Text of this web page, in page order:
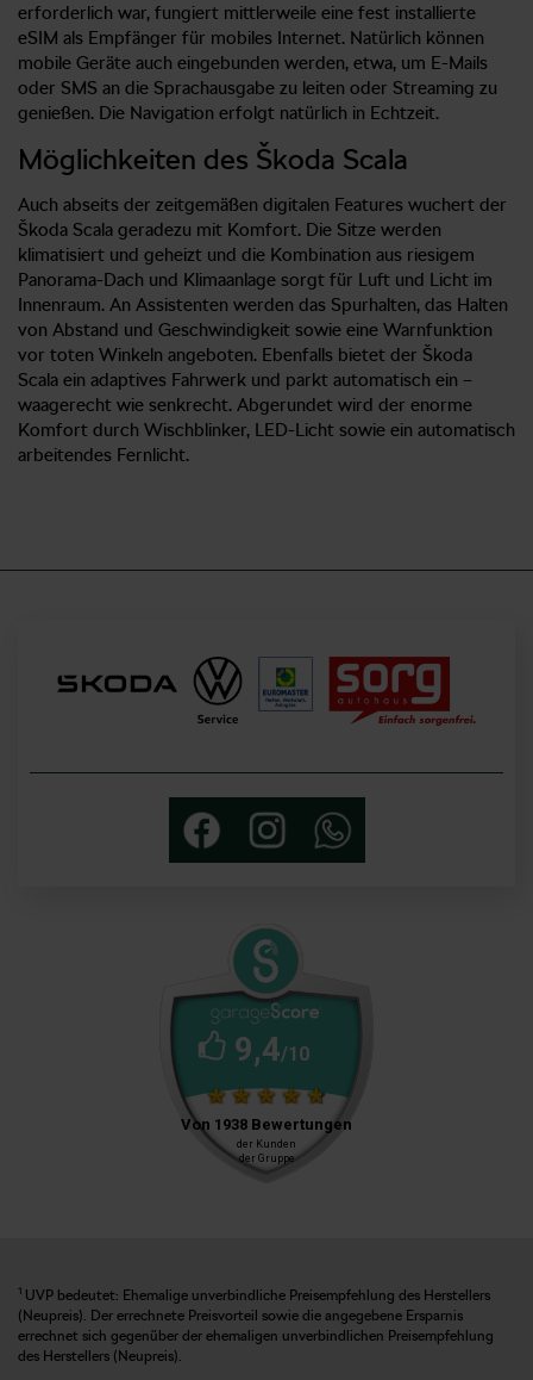
erforderlich war, fungiert mittlerweile eine fest installierte
eSIM als Empfänger für mobiles Internet. Natürlich können
mobile Geräte auch eingebunden werden, etwa, um E-Mails
oder SMS an die Sprachausgabe zu leiten oder Streaming zu
genießen. Die Navigation erfolgt natürlich in Echtzeit.
Möglichkeiten des Škoda Scala
Auch abseits der zeitgemäßen digitalen Features wuchert der
Škoda Scala geradezu mit Komfort. Die Sitze werden
klimatisiert und geheizt und die Kombination aus riesigem
Panorama-Dach und Klimaanlage sorgt für Luft und Licht im
Innenraum. An Assistenten werden das Spurhalten, das Halten
von Abstand und Geschwindigkeit sowie eine Warnfunktion
vor toten Winkeln angeboten. Ebenfalls bietet der Škoda
Scala ein adaptives Fahrwerk und parkt automatisch ein –
waagerecht wie senkrecht. Abgerundet wird der enorme
Komfort durch Wischblinker, LED-Licht sowie ein automatisch
arbeitendes Fernlicht.
1 UVP bedeutet: Ehemalige unverbindliche Preisempfehlung des Herstellers
(Neupreis). Der errechnete Preisvorteil sowie die angegebene Ersparnis
errechnet sich gegenüber der ehemaligen unverbindlichen Preisempfehlung
des Herstellers (Neupreis).